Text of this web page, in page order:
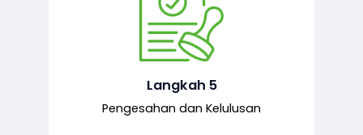
Langkah 5
Pengesahan dan Kelulusan
Pegawai pelulus menilai permohonan
dan memberi pengesahan serta
kelulusan akhir sekiranya semuanya
mematuhi syarat ditetapkan.